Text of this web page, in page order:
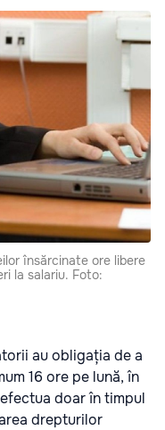
însărcinate ore libere
la salariu. Foto:
au obligația de a
16 ore pe lună, în
doar în timpul
drepturilor